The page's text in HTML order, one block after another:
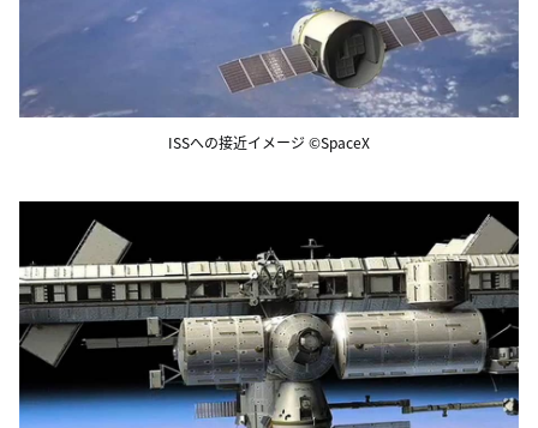
ISSへの接近イメージ ©SpaceX